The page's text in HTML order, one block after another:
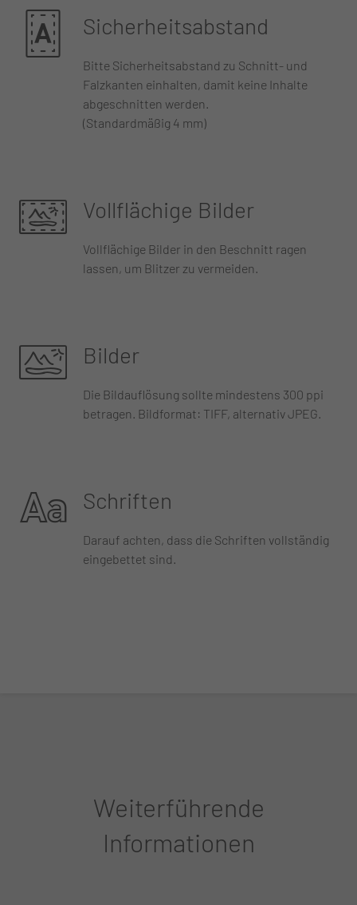
Sicherheitsabstand
Bitte Sicherheitsabstand zu Schnitt- und
Falzkanten einhalten, damit keine Inhalte
abgeschnitten werden.
(Standardmäßig 4 mm)
Vollflächige Bilder
Vollflächige Bilder in den Beschnitt ragen
lassen, um Blitzer zu vermeiden.
Bilder
Die Bildauflösung sollte mindestens 300 ppi
betragen. Bildformat: TIFF, alternativ JPEG.
Schriften
Darauf achten, dass die Schriften vollständig
eingebettet sind.
Weiterführende
Informationen